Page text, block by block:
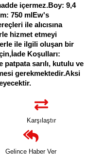
içermez.Boy: 9,4
750 mlEw's
ile alıcısına
hizmet etmeyi
ile ilgili oluşan bir
Koşulları:
patpata sarılı, kutulu ve
gerekmektedir.Aksi
Karşılaştır
Gelince Haber Ver